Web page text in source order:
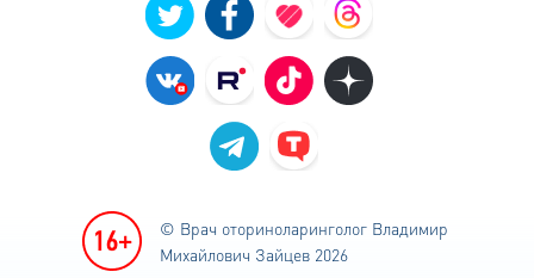
© Врач оториноларинголог Владимир
Михайлович Зайцев 2026